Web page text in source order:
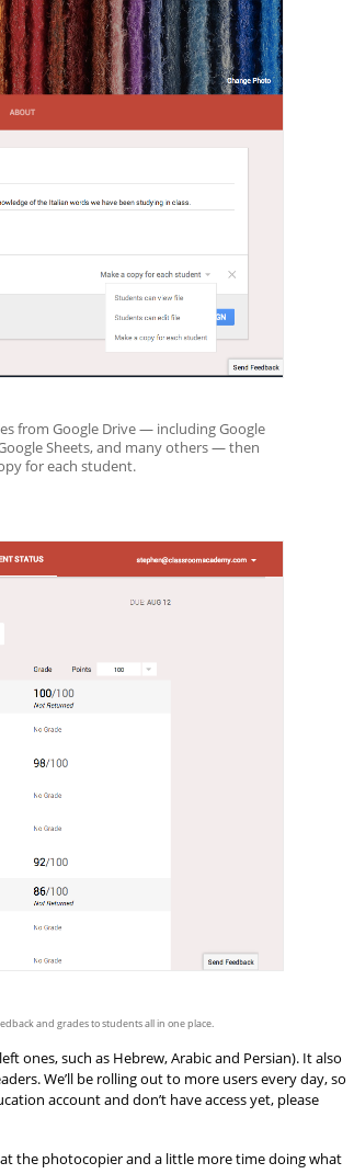
from Google Drive — including Google
Sheets, and many others — then
for each student.
and grades to students all in one place.
ones, such as Hebrew, Arabic and Persian). It also
We’ll be rolling out to more users every day, so
account and don’t have access yet, please
the photocopier and a little more time doing what